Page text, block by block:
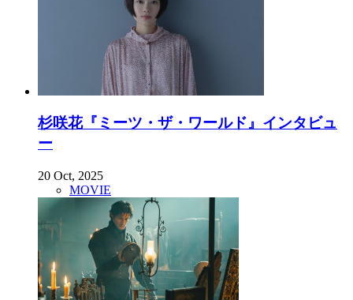
杉咲花『ミーツ・ザ・ワールド』インタビュ
ー
20 Oct, 2025
MOVIE